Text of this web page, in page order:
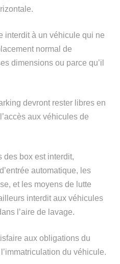
interdit à un véhicule qui ne
normal de
dimensions ou parce qu’il
devront rester libres en
aux véhicules de
des box est interdit,
automatique, les
et les moyens de lutte
interdit aux véhicules
l’aire de lavage.
aux obligations du
du véhicule.